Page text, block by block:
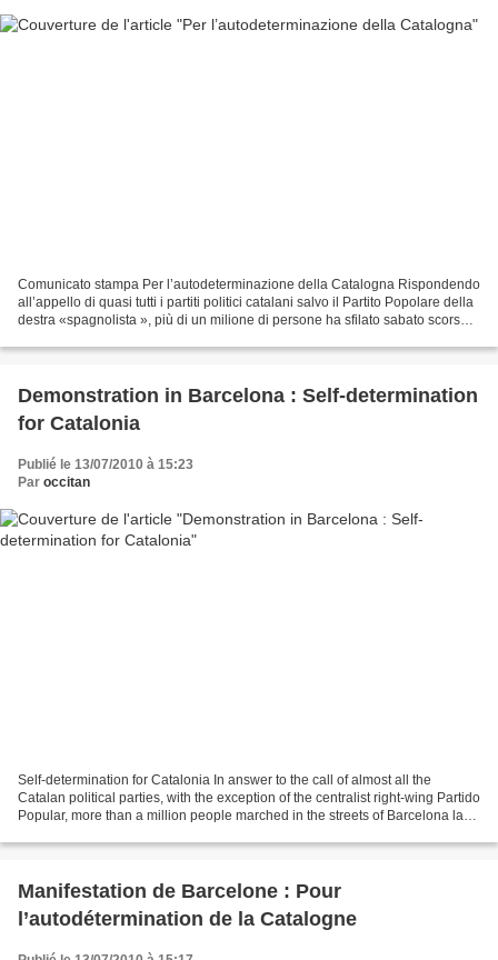
Comunicato stampa Per l’autodeterminazione della Catalogna Rispondendo
all’appello di quasi tutti i partiti politici catalani salvo il Partito Popolare della
destra «spagnolista », più di un milione di persone ha sfilato sabato scorso
Demonstration in Barcelona : Self-determination
for Catalonia
Publié le 13/07/2010 à 15:23
Par occitan
Self-determination for Catalonia In answer to the call of almost all the
Catalan political parties, with the exception of the centralist right-wing Partido
Popular, more than a million people marched in the streets of Barcelona last
Manifestation de Barcelone : Pour
l’autodétermination de la Catalogne